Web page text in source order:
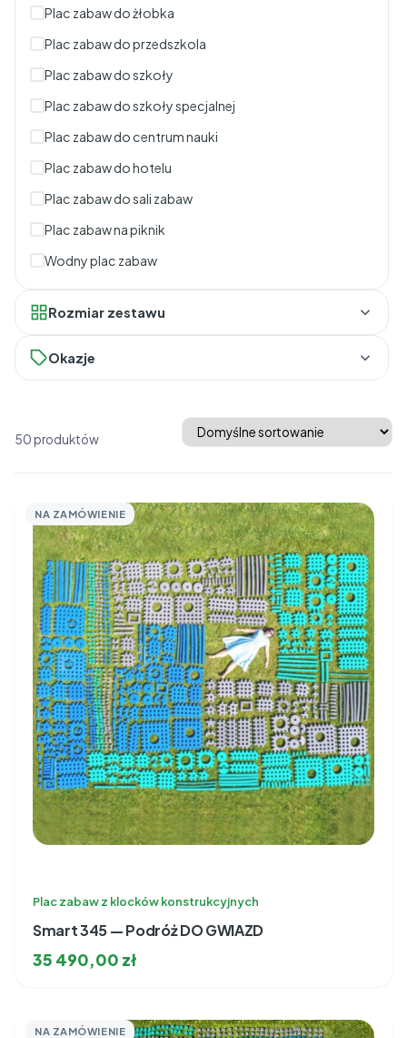
Plac zabaw do żłobka
Plac zabaw do przedszkola
Plac zabaw do szkoły
Plac zabaw do szkoły specjalnej
Plac zabaw do centrum nauki
Plac zabaw do hotelu
Plac zabaw do sali zabaw
Plac zabaw na piknik
Wodny plac zabaw
Rozmiar zestawu
Wielkie klocki
Okazje
50 produktów
NA ZAMÓWIENIE
Plac zabaw z klocków konstrukcyjnych
Smart 345 — Podróż DO GWIAZD
35 490,00 zł
NA ZAMÓWIENIE